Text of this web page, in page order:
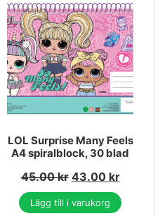
LOL Surprise Many Feels
A4 spiralblock, 30 blad
45.00kr 43.00 kr
Lägg till i varukorg